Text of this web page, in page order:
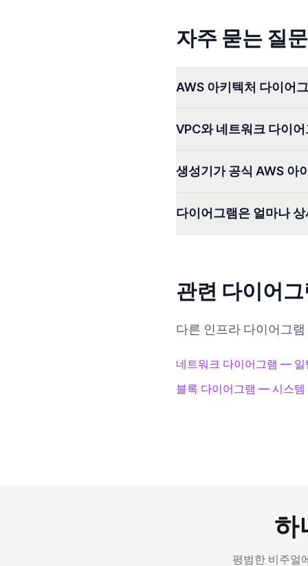
자주 묻는 질문
AWS 아키텍처 다이어
VPC와 네트워크 다이
생성기가 공식 AWS 아
다이어그램은 얼마나
관련 다이어
다른 인프라 다이어그
네트워크 다이어그램 —
블록 다이어그램 — 시스템
하
평범한 비주얼